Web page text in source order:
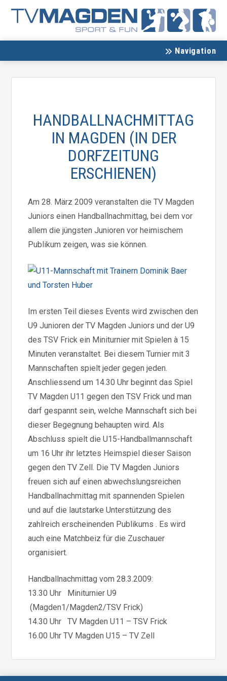
Navigation
HANDBALLNACHMITTAG
IN MAGDEN (IN DER
DORFZEITUNG
ERSCHIENEN)
Am 28. März 2009 veranstalten die TV Magden
Juniors einen Handballnachmittag, bei dem vor
allem die jüngsten Junioren vor heimischem
Publikum zeigen, was sie können.
Im ersten Teil dieses Events wird zwischen den
U9 Junioren der TV Magden Juniors und der U9
des TSV Frick ein Miniturnier mit Spielen à 15
Minuten veranstaltet. Bei diesem Turnier mit 3
Mannschaften spielt jeder gegen jeden.
Anschliessend um 14.30 Uhr beginnt das Spiel
TV Magden U11 gegen den TSV Frick und man
darf gespannt sein, welche Mannschaft sich bei
dieser Begegnung behaupten wird. Als
Abschluss spielt die U15-Handballmannschaft
um 16 Uhr ihr letztes Heimspiel dieser Saison
gegen den TV Zell. Die TV Magden Juniors
freuen sich auf einen abwechslungsreichen
Handballnachmittag mit spannenden Spielen
und auf die lautstarke Unterstützung des
zahlreich erscheinenden Publikums . Es wird
auch eine Matchbeiz für die Zuschauer
organisiert.
Handballnachmittag vom 28.3.2009:
13.30 Uhr Miniturnier U9
(Magden1/Magden2/TSV Frick)
14.30 Uhr TV Magden U11 – TSV Frick
16.00 Uhr TV Magden U15 – TV Zell